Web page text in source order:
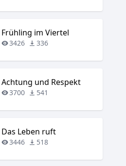
Frühling im Viertel
3426 336
Achtung und Respekt
3700 541
Das Leben ruft
3446 518